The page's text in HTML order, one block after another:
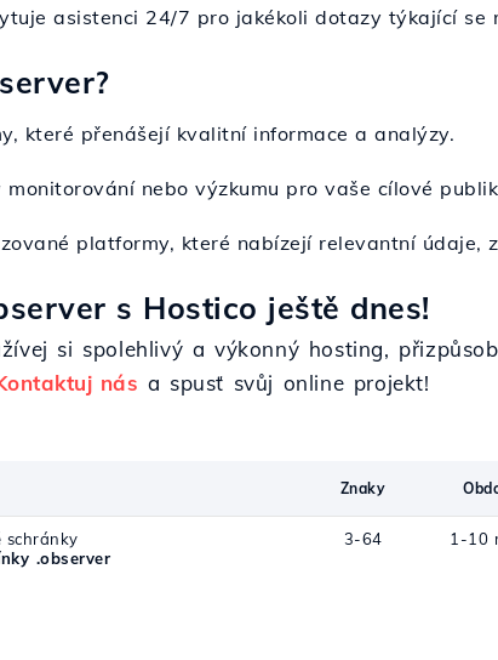
asistenci 24/7 pro jakékoli dotazy týkající se
které přenášejí kvalitní informace a analýzy.
nebo výzkumu pro vaše cílové
platformy, které nabízejí relevantní údaje,
s Hostico ještě dnes!
si spolehlivý a výkonný hosting,
nás a spusť svůj online projekt!
Znaky
schránky
.observer
3-64 1-10